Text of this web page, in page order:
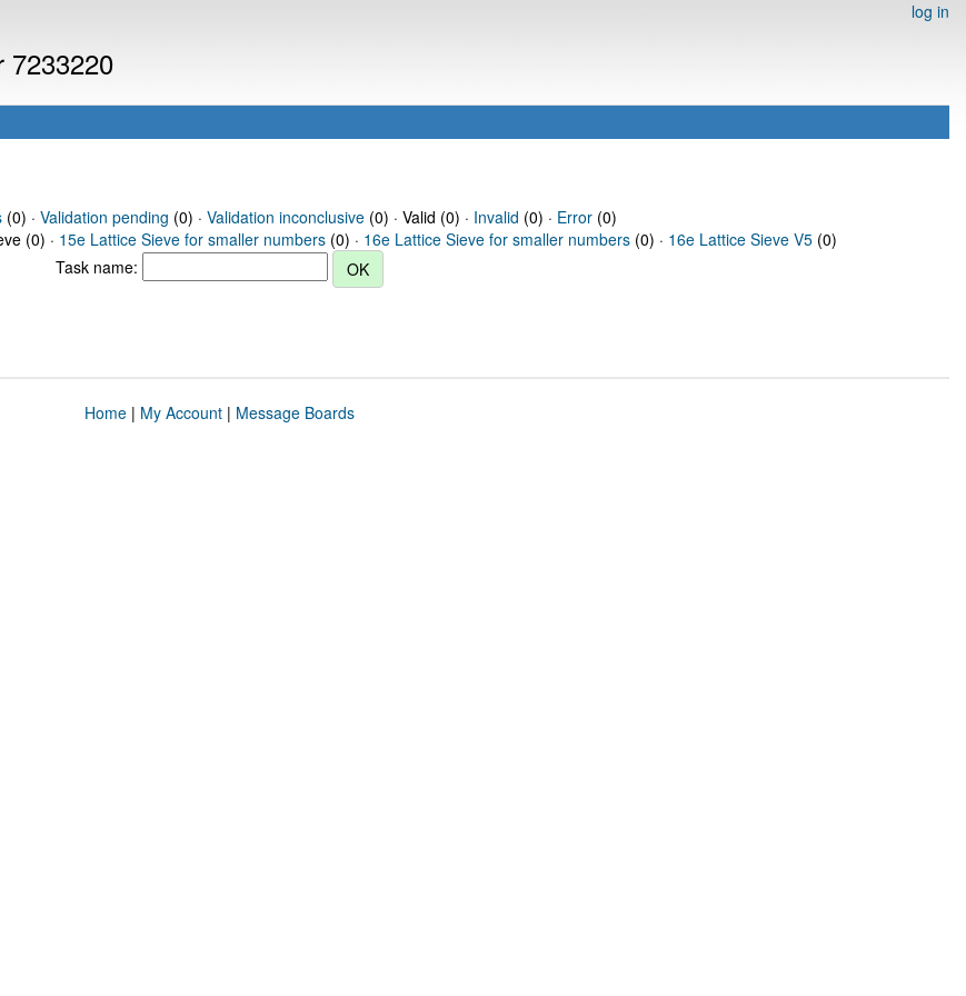
log in
7233220
(0) · Validation pending (0) · Validation inconclusive(0) · Valid (0) · Invalid (0) · Error(0)
(0) · 15e Lattice Sieve for smaller numbers (0) · 16e Lattice Sieve for smaller numbers (0) · 16e Lattice Sieve V5 (0)
Task name:
Home| My Account| Message Boards